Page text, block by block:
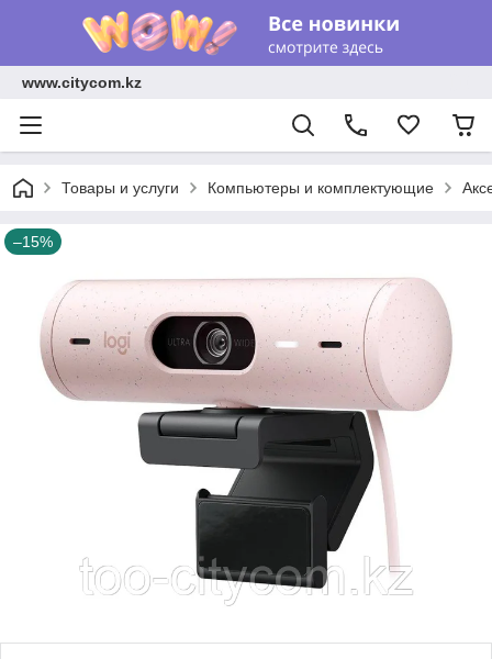
www.citycom.kz
Товары и услуги Компьютеры и комплектующие
–15%